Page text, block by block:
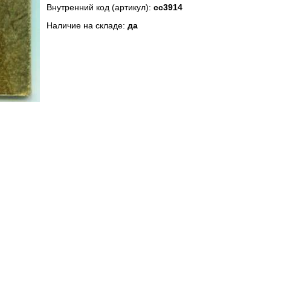
Внутренний код (артикул): сс3914
Наличие на складе: да